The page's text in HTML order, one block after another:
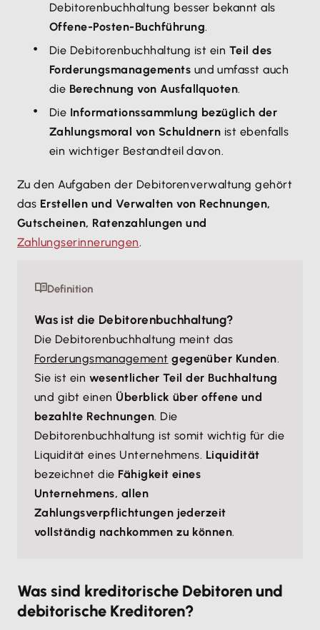
Debitorenbuchhaltung besser bekannt als
Offene-Posten-Buchführung.
Die Debitorenbuchhaltung ist ein Teil des
Forderungsmanagements und umfasst auch
die Berechnung von Ausfallquoten.
Die Informationssammlung bezüglich der
Zahlungsmoral von Schuldnern ist ebenfalls
ein wichtiger Bestandteil davon.
Zu den Aufgaben der Debitorenverwaltung gehört
das Erstellen und Verwalten von Rechnungen,
Gutscheinen, Ratenzahlungen und
Zahlungserinnerungen.
Definition
Was ist die Debitorenbuchhaltung?
Die Debitorenbuchhaltung meint das
Forderungsmanagement gegenüber Kunden.
Sie ist ein wesentlicher Teil der Buchhaltung
und gibt einen Überblick über offene und
bezahlte Rechnungen. Die
Debitorenbuchhaltung ist somit wichtig für die
Liquidität eines Unternehmens. Liquidität
bezeichnet die Fähigkeit eines
Unternehmens, allen
Zahlungsverpflichtungen jederzeit
vollständig nachkommen zu können.
Was sind kreditorische Debitoren und
debitorische Kreditoren?